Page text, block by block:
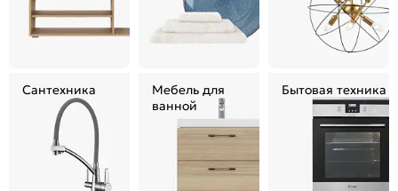
Сантехника
Мебель для
ванной
Бытовая техника